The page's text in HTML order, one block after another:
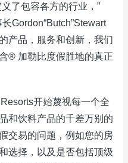
了包容各方的行业，”
Gordon“Butch”Stewart
产品，服务和创新，我们
® 加勒比度假胜地的真正
开始蔑视每一个全
和饮料产品的千差万别的
交易的问题，例如您的房
选择，以及是否包括顶级